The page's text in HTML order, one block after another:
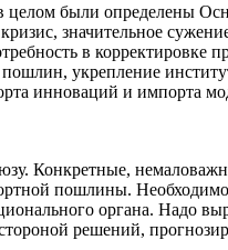
были определены
значительное
в
укрепление
инноваций и импорта
Конкретные,
пошлины.
органа. Надо
решений,